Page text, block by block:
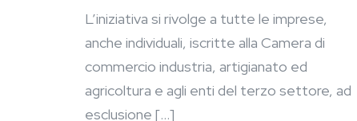
L’iniziativa si rivolge a tutte le imprese,
anche individuali, iscritte alla Camera di
commercio industria, artigianato ed
agricoltura e agli enti del terzo settore, ad
esclusione […]